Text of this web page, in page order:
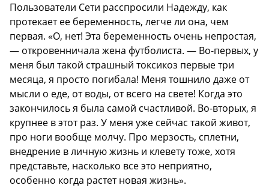
Пользователи Сети расспросили Надежду, как
протекает ее беременность, легче ли она, чем
первая. «О, нет! Эта беременность очень непростая,
— откровенничала жена футболиста. — Во-первых, у
меня был такой страшный токсикоз первые три
месяца, я просто погибала! Меня тошнило даже от
мысли о еде, от воды, от всего на свете! Когда это
закончилось я была самой счастливой. Во-вторых, я
крупнее в этот раз. У меня уже сейчас такой живот,
про ноги вообще молчу. Про мерзость, сплетни,
внедрение в личную жизнь и клевету тоже, хотя
представьте, насколько все это неприятно,
особенно когда растет новая жизнь».